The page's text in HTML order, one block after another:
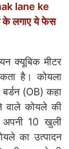
lane ke
के लगाए ये फेस
क्यूबिक मीटर
है। कोयला
(OB) कहा
वाले कोयले की
अपनी 10 खुली
का उत्पादन